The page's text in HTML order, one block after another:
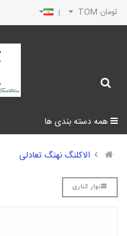
تومان TOM
الاکلنگ نهنگ تعادلی
نوار کناری